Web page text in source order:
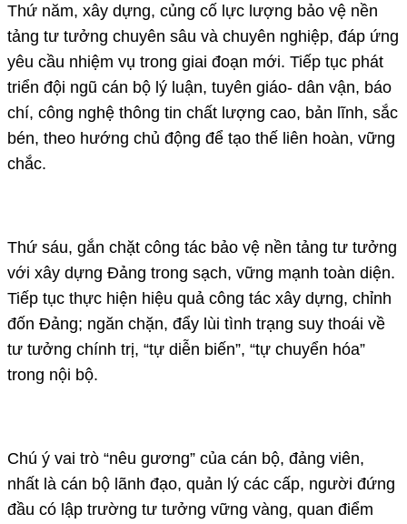
Thứ năm, xây dựng, củng cố lực lượng bảo vệ nền
tảng tư tưởng chuyên sâu và chuyên nghiệp, đáp ứng
yêu cầu nhiệm vụ trong giai đoạn mới. Tiếp tục phát
triển đội ngũ cán bộ lý luận, tuyên giáo- dân vận, báo
chí, công nghệ thông tin chất lượng cao, bản lĩnh, sắc
bén, theo hướng chủ động để tạo thế liên hoàn, vững
chắc.
Thứ sáu, gắn chặt công tác bảo vệ nền tảng tư tưởng
với xây dựng Đảng trong sạch, vững mạnh toàn diện.
Tiếp tục thực hiện hiệu quả công tác xây dựng, chỉnh
đốn Đảng; ngăn chặn, đẩy lùi tình trạng suy thoái về
tư tưởng chính trị, “tự diễn biến”, “tự chuyển hóa”
trong nội bộ.
Chú ý vai trò “nêu gương” của cán bộ, đảng viên,
nhất là cán bộ lãnh đạo, quản lý các cấp, người đứng
đầu có lập trường tư tưởng vững vàng, quan điểm